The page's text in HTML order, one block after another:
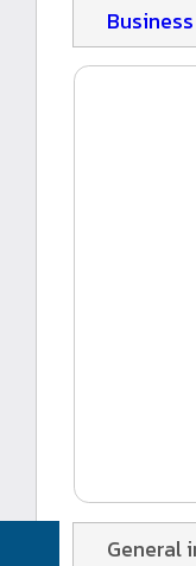
General